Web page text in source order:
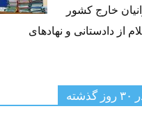
خارج کشور
از دادستانی و نهادهای